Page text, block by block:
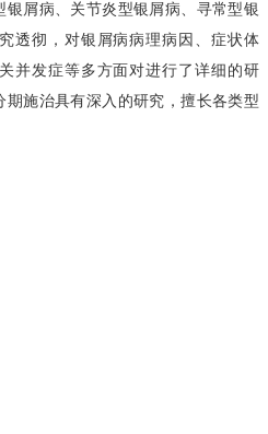
屑病、关节炎型银屑病、寻常型银
透彻，对银屑病病理病因、症状体
并发症等多方面对进行了详细的研
施治具有深入的研究，擅长各类型